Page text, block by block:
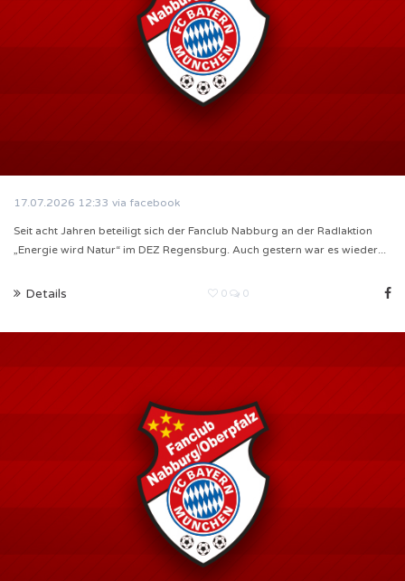
17.07.2026 12:33 via facebook
Seit acht Jahren beteiligt sich der Fanclub Nabburg an der Radlaktion
„Energie wird Natur“ im DEZ Regensburg. Auch gestern war es wieder...
Details 0 0